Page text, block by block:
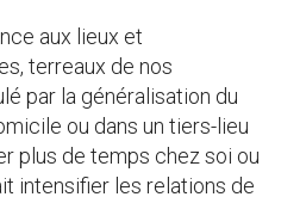
aux lieux et
terreaux de nos
par la généralisation du
ou dans un tiers-lieu
plus de temps chez soi ou
intensifier les relations de